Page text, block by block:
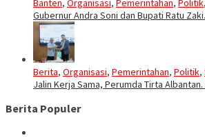
Banten, Organisasi, Pemerintahan, Politik,
Gubernur Andra Soni dan Bupati Ratu
Berita, Organisasi, Pemerintahan, Politik,
Jalin Kerja Sama, Perumda Tirta
Berita Populer